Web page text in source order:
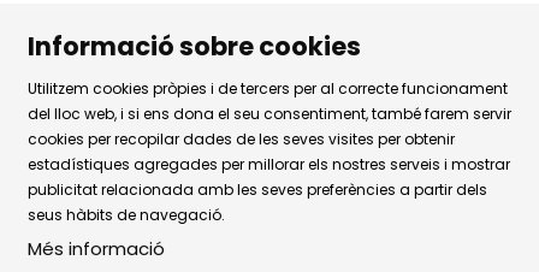
08002 Barcelona
Tel. 93 441 39 79
Horari d'atenció: de dilluns a dijous de 9.30h a 17.30h i
divendres de 9.30 a 14.30h.
Sitemap | Avís Legal | Ús de Cookies
|
Política de privacitat
|
Informació sobre cookies
Utilitzem cookies pròpies i de tercers per al correcte funcionament
del lloc web, i si ens dona el seu consentiment, també farem servir
cookies per recopilar dades de les seves visites per obtenir
estadístiques agregades per millorar els nostres serveis i mostrar
publicitat relacionada amb les seves preferències a partir dels
seus hàbits de navegació.
Més informació